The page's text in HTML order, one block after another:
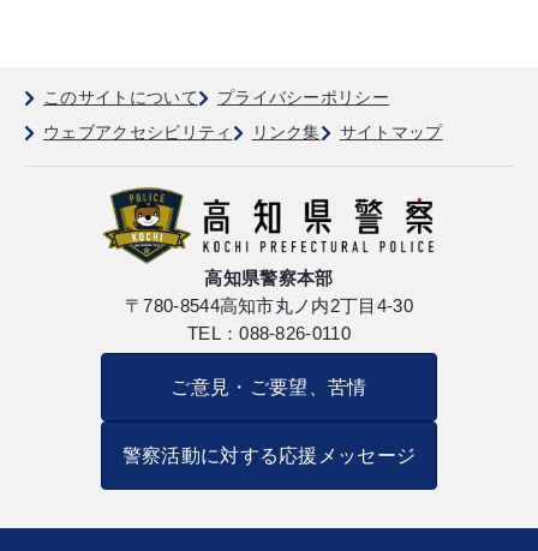
このサイトについて
プライバシーポリシー
ウェブアクセシビリティ
リンク集 サイトマップ
高知県警察本部
〒780-8544高知市丸ノ内2丁目4-30
TEL：088-826-0110
ご意見・ご要望、苦情
警察活動に対する応援メッセージ